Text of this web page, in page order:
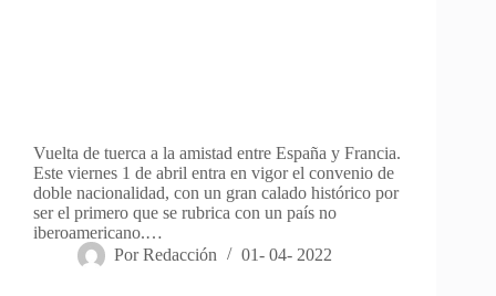
Vuelta de tuerca a la amistad entre España y Francia.
Este viernes 1 de abril entra en vigor el convenio de
doble nacionalidad, con un gran calado histórico por
ser el primero que se rubrica con un país no
iberoamericano.…
Por Redacción 01- 04- 2022